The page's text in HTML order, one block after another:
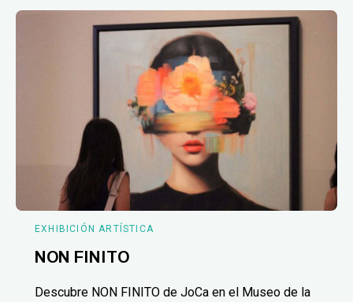
EXHIBICIÓN ARTÍSTICA
NON FINITO
Descubre NON FINITO de JoCa en el Museo de la